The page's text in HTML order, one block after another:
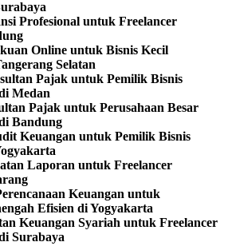
Profesional untuk Freelancer
Online untuk Bisnis Kecil
Selatan
Pajak untuk Pemilik Bisnis
Medan
Pajak untuk Perusahaan Besar
Bandung
Keuangan untuk Pemilik Bisnis
Laporan untuk Freelancer
Keuangan untuk
Efisien di Yogyakarta
Keuangan Syariah untuk Freelancer
Surabaya